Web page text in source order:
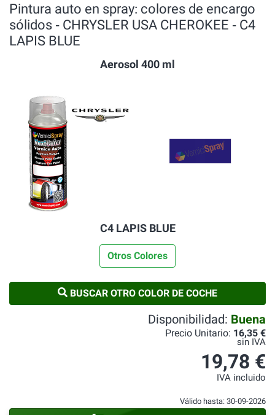
Pintura auto en spray: colores de encargo
sólidos ‐ CHRYSLER USA CHEROKEE ‐ C4
LAPIS BLUE
Aerosol 400 ml
C4 LAPIS BLUE
Otros Colores
BUSCAR OTRO COLOR DE COCHE
Disponibilidad: Buena
Precio Unitario: 16,35 €
sin IVA
19,78 €
IVA incluido
Válido hasta: 30-09-2026